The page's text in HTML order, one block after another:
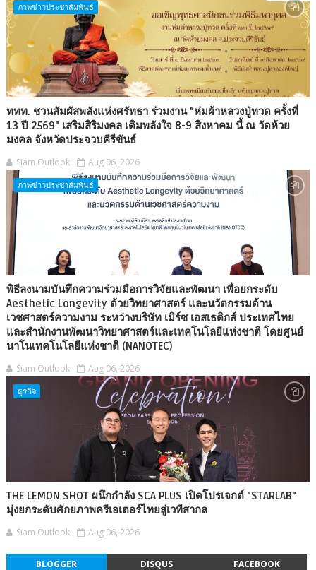
ภาพข่าวประชาสัมพันธ์
ททท. ชวนสัมผัสพลังแห่งศรัทธา ร่วมงาน "ห่มผ้าหลวงปู่ทวด ครั้งที่
13 ปี 2569" เสริมสิริมงคล เติมพลังใจ 8-9 สิงหาคม นี้ ณ วัดห้วย
มงคล จังหวัดประจวบคีรีขันธ์
Siam Outlook Aug 06, 2026
ภาพข่าวประชาสัมพันธ์
พิธีลงนามบันทึกความร่วมมือการวิจัยและพัฒนา เพื่อยกระดับ
Aesthetic Longevity ด้วยวิทยาศาสตร์ และนวัตกรรมด้าน
เวชศาสตร์ความงาม ระหว่างบริษัท เมิร์ซ เอสเธติกส์ ประเทศไทย
และสำนักงานพัฒนาวิทยาศาสตร์และเทคโนโลยีแห่งชาติ โดยศูนย์
นาโนเทคโนโลยีแห่งชาติ (NANOTEC)
Siam Outlook Aug 06, 2026
ธุรกิจ
THE LEMON SHOT ผนึกกำลัง SCA PLUS เปิดโปรเจกต์ "STARLAB"
มุ่งยกระดับศักยภาพครีเอเตอร์ไทยสู่เวทีสากล
Siam Outlook Aug 06, 2026
BLOGGER DISQUS FACEBOOK